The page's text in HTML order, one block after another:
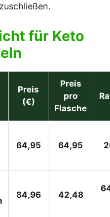
für Keto
Preis
(€)
Preis
pro
Flasche
64,95 64,95
84,96 42,48